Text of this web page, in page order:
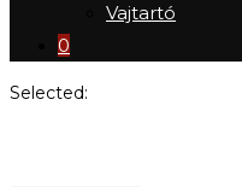
Vajtartó
0
Selected: